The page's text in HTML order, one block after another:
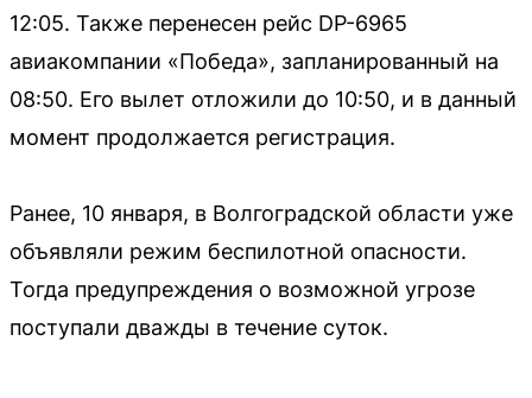
12:05. Также перенесен рейс DP-6965
авиакомпании «Победа», запланированный на
08:50. Его вылет отложили до 10:50, и в данный
момент продолжается регистрация.
Ранее, 10 января, в Волгоградской области уже
объявляли режим беспилотной опасности.
Тогда предупреждения о возможной угрозе
поступали дважды в течение суток.